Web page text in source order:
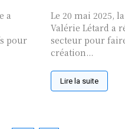
a
pour
Le 20 mai 2025,
Valérie Létard a
secteur pour
création...
Lire la suite